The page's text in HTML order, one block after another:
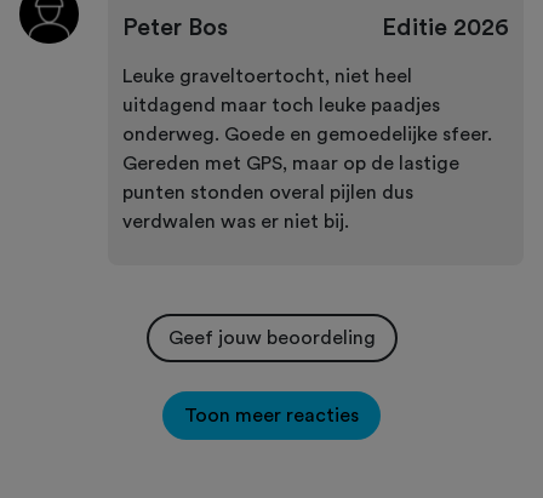
Peter Bos Editie2026
Leuke graveltoertocht, niet heel
uitdagend maar toch leuke paadjes
onderweg. Goede en gemoedelijke sfeer.
Gereden met GPS, maar op de lastige
punten stonden overal pijlen dus
verdwalen was er niet bij.
Geef jouw beoordeling
Toon meer reacties